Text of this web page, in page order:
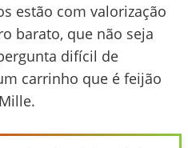
estão com valorização
barato, que não seja
difícil de
carrinho que é feijão